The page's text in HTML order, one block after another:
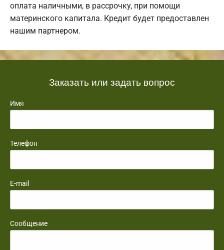
оплата наличными, в рассрочку, при помощи
материнского капитала. Кредит будет предоставлен
нашим партнером.
Заказать или задать вопрос
Имя
Телефон
E-mail
Сообщение